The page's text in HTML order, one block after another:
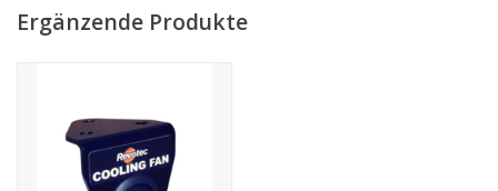
Ergänzende Produkte